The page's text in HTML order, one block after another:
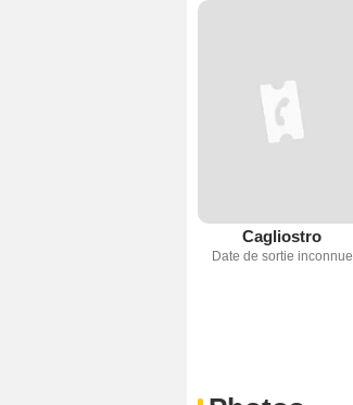
Cagliostro
Date de sortie inconnue